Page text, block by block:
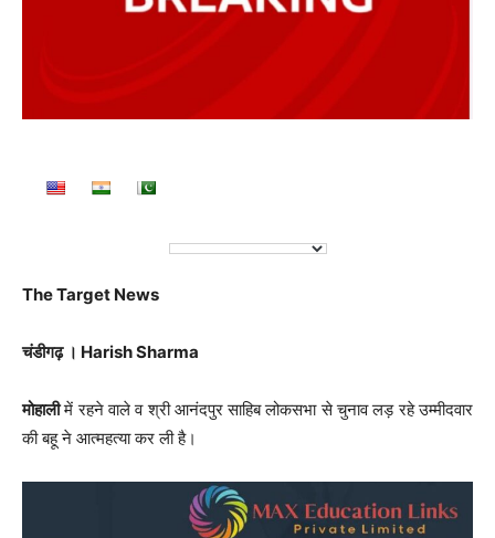
The Target News
चंडीगढ़ । Harish Sharma
मोहालीमें रहने वाले व श्री आनंदपुर साहिब लोकसभा से चुनाव लड़ रहे उम्मीदवार
की बहू ने आत्महत्या कर ली है।